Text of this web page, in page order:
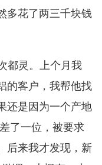
多花了两三千块钱
都灵。上个月我
的客户，我帮他找
还是因为一个产地
了一位，被要求
后来我才发现，新